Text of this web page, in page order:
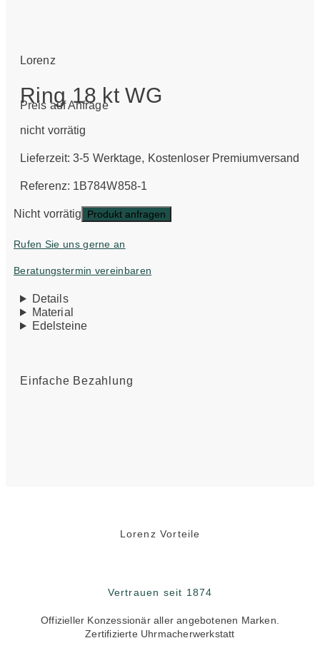
Lorenz
Ring 18 kt WG
Preis auf Anfrage
nicht vorrätig
Lieferzeit:3-5 Werktage, Kostenloser Premiumversand
Referenz: 1B784W858-1
Nicht vorrätig Produkt anfragen
Rufen Sie uns gerne an
Beratungstermin vereinbaren
Details
Material
Edelsteine
Einfache Bezahlung
Lorenz Vorteile
Vertrauen seit 1874
Offizieller Konzessionär aller angebotenen Marken.
Zertifizierte Uhrmacherwerkstatt